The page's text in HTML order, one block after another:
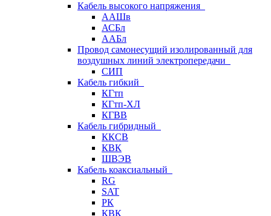
Кабель высокого напряжения
ААШв
АСБл
ААБл
Провод самонесущий изолированный для
воздушных линий электропередачи
СИП
Кабель гибкий
КГтп
КГтп-ХЛ
КГВВ
Кабель гибридный
ККСВ
КВК
ШВЭВ
Кабель коаксиальный
RG
SAT
РК
КВК